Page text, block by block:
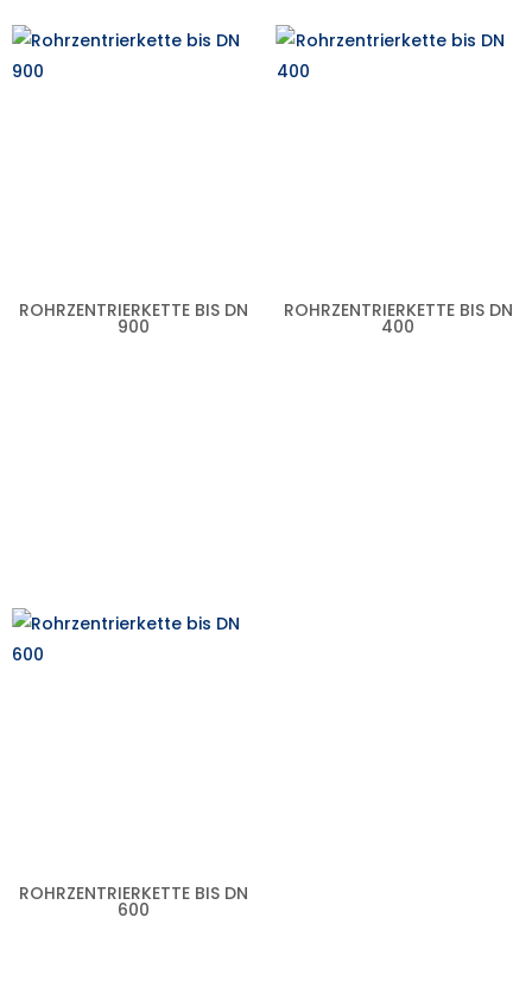
ROHRZENTRIERKETTE BIS DN
900
ROHRZENTRIERKETTE BIS DN
400
ROHRZENTRIERKETTE BIS DN
600